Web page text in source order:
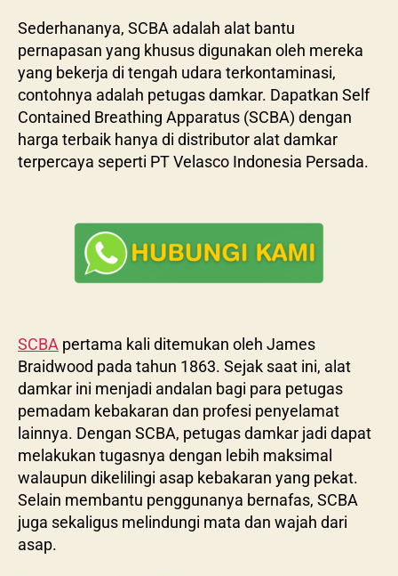
Sederhananya, SCBA adalah alat bantu
pernapasan yang khusus digunakan oleh mereka
yang bekerja di tengah udara terkontaminasi,
contohnya adalah petugas damkar. Dapatkan Self
Contained Breathing Apparatus (SCBA) dengan
harga terbaik hanya di distributor alat damkar
terpercaya seperti PT Velasco Indonesia Persada.
SCBA pertama kali ditemukan oleh James
Braidwood pada tahun 1863. Sejak saat ini, alat
damkar ini menjadi andalan bagi para petugas
pemadam kebakaran dan profesi penyelamat
lainnya. Dengan SCBA, petugas damkar jadi dapat
melakukan tugasnya dengan lebih maksimal
walaupun dikelilingi asap kebakaran yang pekat.
Selain membantu penggunanya bernafas, SCBA
juga sekaligus melindungi mata dan wajah dari
asap.